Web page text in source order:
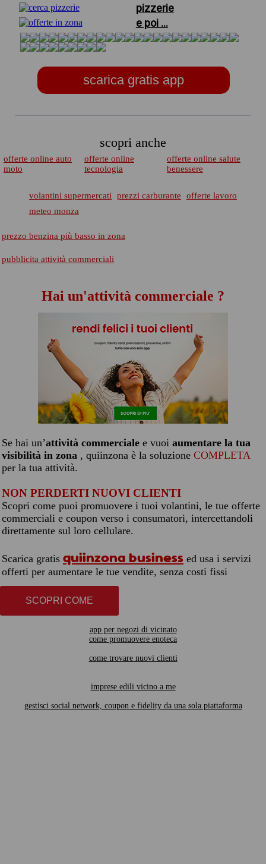
pizzerie
e poi ...
scarica gratis app
scopri anche
offerte online auto
moto
offerte online
tecnologia
offerte online salute
benessere
volantini supermercati prezzi carburante
offerte lavoro
meteo monza
prezzo benzina più basso in zona
pubblicita attività commerciali
Hai un'attività commerciale ?
Se hai un’attività commerciale e vuoi aumentare la tua
visibilità in zona , quiinzona è la soluzione COMPLETA
per la tua attività.
NON PERDERTI NUOVI CLIENTI
Scopri come puoi promuovere i tuoi volantini, le tue offerte
commerciali e coupon verso i consumatori, intercettandoli
direttamente sul loro cellulare.
Scarica gratis quiinzona business ed usa i servizi
offerti per aumentare le tue vendite, senza costi fissi
SCOPRI COME
app per negozi di vicinato
come promuovere enoteca
come trovare nuovi clienti
imprese edili vicino a me
gestisci social network, coupon e fidelity da una sola piattaforma